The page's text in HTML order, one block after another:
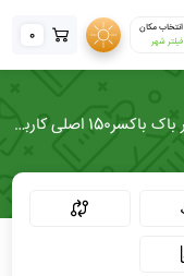
انتخاب مکان
فیلتر شهر
0
شناور باک باکسر150 اصلی کاربرات